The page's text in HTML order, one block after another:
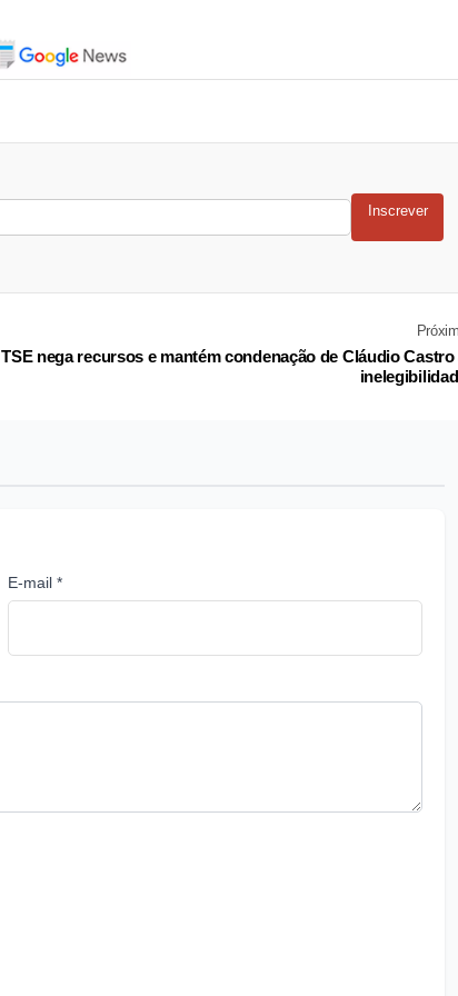
Inscrever
TSE nega recursos e mantém condenação de Cláudio Castro
E-mail *